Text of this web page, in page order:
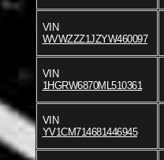
VIN
WVWZZZ1JZYW460097
VIN
1HGRW6870ML510361
VIN
YV1CM714681446945